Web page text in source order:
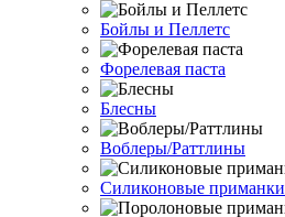
Бойлы и Пеллетс
Форелевая паста
Блесны
Воблеры/Раттлины
Силиконовые приманки